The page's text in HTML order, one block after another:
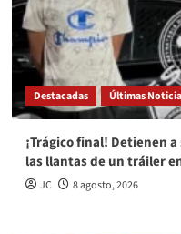
Destacadas Últimas
¡Trágico final! Detienen
las llantas de un tráiler
JC 8 agosto, 2026